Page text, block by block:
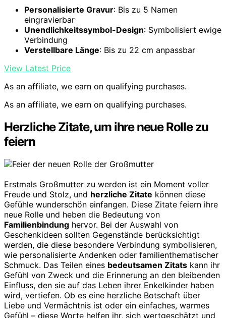
Personalisierte Gravur: Bis zu 5 Namen
eingravierbar
Unendlichkeitssymbol-Design: Symbolisiert ewige
Verbindung
Verstellbare Länge: Bis zu 22 cm anpassbar
View Latest Price
As an affiliate, we earn on qualifying purchases.
As an affiliate, we earn on qualifying purchases.
Herzliche Zitate, um ihre neue Rolle zu
feiern
Erstmals Großmutter zu werden ist ein Moment voller
Freude und Stolz, und herzliche Zitate können diese
Gefühle wunderschön einfangen. Diese Zitate feiern ihre
neue Rolle und heben die Bedeutung von
Familienbindung hervor. Bei der Auswahl von
Geschenkideen sollten Gegenstände berücksichtigt
werden, die diese besondere Verbindung symbolisieren,
wie personalisierte Andenken oder familienthematischer
Schmuck. Das Teilen eines bedeutsamen Zitats kann ihr
Gefühl von Zweck und die Erinnerung an den bleibenden
Einfluss, den sie auf das Leben ihrer Enkelkinder haben
wird, vertiefen. Ob es eine herzliche Botschaft über
Liebe und Vermächtnis ist oder ein einfaches, warmes
Gefühl – diese Worte helfen ihr, sich wertgeschätzt und